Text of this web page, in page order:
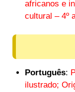
africanos e
cultural – 4º
Português:
ilustrado;